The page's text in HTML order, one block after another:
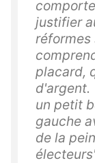
justifier
placard,
un petit
gauche
de la